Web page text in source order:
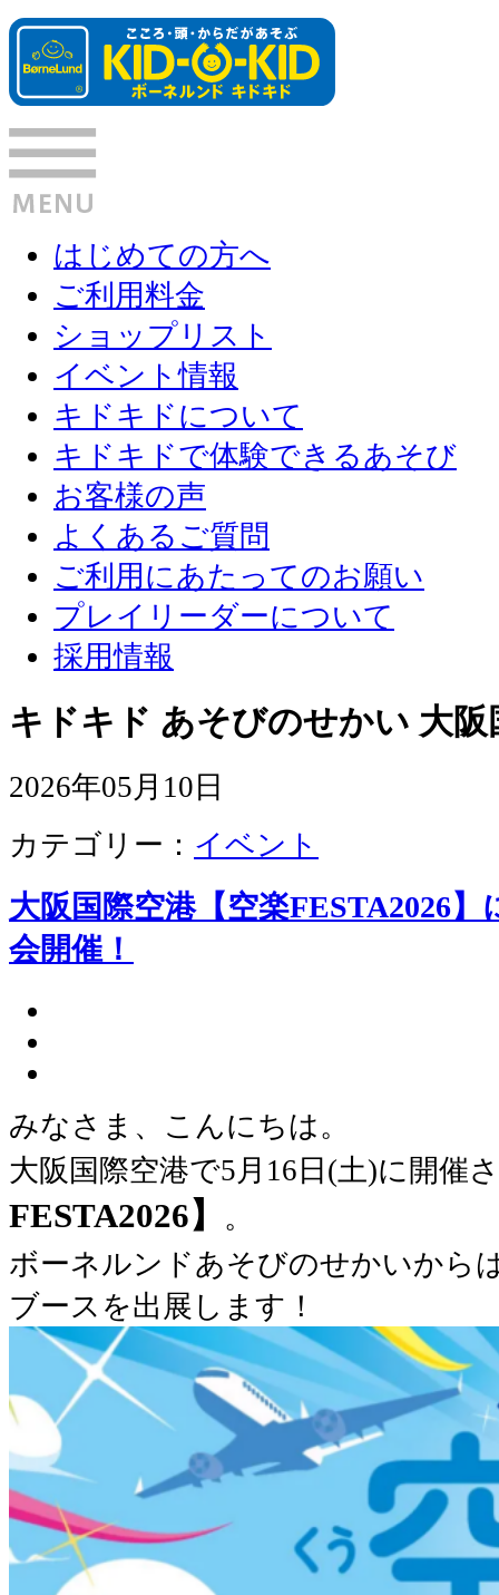
はじめての方へ
ご利用料金
ショップリスト
イベント情報
キドキドについて
キドキドで体験できるあそび
お客様の声
よくあるご質問
ご利用にあたってのお願い
プレイリーダーについて
採用情報
キドキド あそびのせかい 大
2026年05月10日
カテゴリー： イベント
大阪国際空港【空楽FESTA2026
会開催！
みなさま、こんにちは。
大阪国際空港で5月16日(土)に開催
FESTA2026】
。
ボーネルンドあそびのせかいから
ブースを出展します！